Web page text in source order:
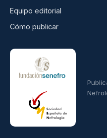
Equipo editorial
Cómo publicar